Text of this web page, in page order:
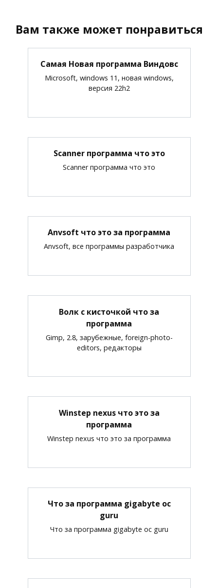
Вам также может понравиться
Самая Новая программа Виндовс
Microsoft, windows 11, новая windows,
версия 22h2
Scanner программа что это
Scanner программа что это
Anvsoft что это за программа
Anvsoft, все программы разработчика
Волк с кисточкой что за
программа
Gimp, 2.8, зарубежные, foreign-photo-
editors, редакторы
Winstep nexus что это за
программа
Winstep nexus что это за программа
Что за программа gigabyte oc
guru
Что за программа gigabyte oc guru